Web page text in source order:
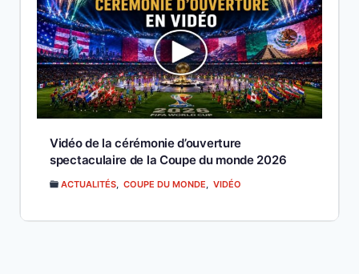
Vidéo de la cérémonie d’ouverture
spectaculaire de la Coupe du monde 2026
ACTUALITÉS COUPE DU MONDE VIDÉO